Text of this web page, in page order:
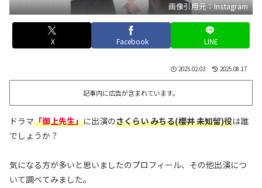
画像引用元：Instagram
X Facebook LINE
2025.02.03 2025.08.17
記事内に広告が含まれています。
ドラマ「御上先生」に出演のさくらい みちる(櫻井 未知留)役は誰
でしょうか？
気になる方が多いと思いましたのプロフィール、その他出演につ
いて調べてみました。